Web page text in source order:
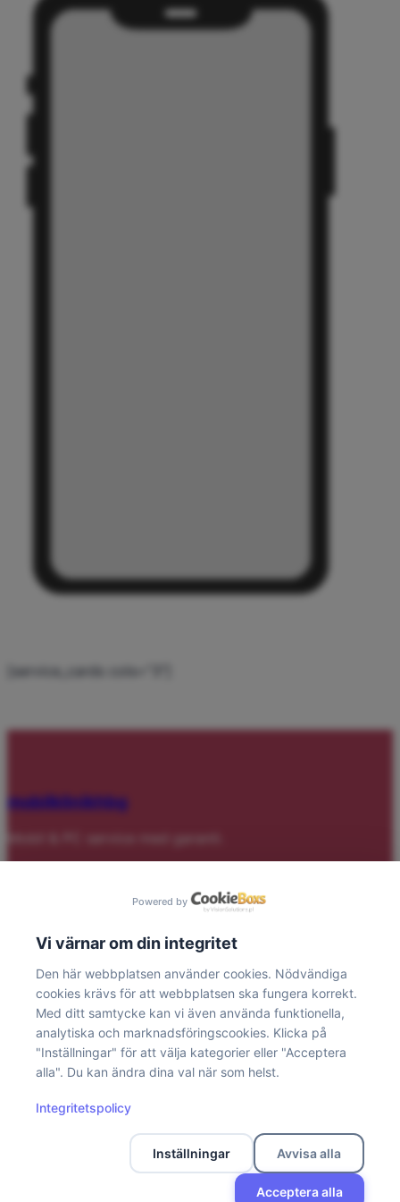
[service_cards cols=”3″]
mobilklinikhbg
Batteri & Laddning
Gaming dator
Bevakningskamera
Kontakt
E-post: info@mobilklinikhbg.se
Adress: Lilla Bergaliden 3, 252 23 Helsingborg
© 2025 Mobil Klinik Care
Powered by
Vi värnar om din integritet
Den här webbplatsen använder cookies. Nödvändiga
cookies krävs för att webbplatsen ska fungera korrekt.
Med ditt samtycke kan vi även använda funktionella,
analytiska och marknadsföringscookies. Klicka på
"Inställningar" för att välja kategorier eller "Acceptera
alla". Du kan ändra dina val när som helst.
Integritetspolicy
Inställningar Avvisa alla
Acceptera alla